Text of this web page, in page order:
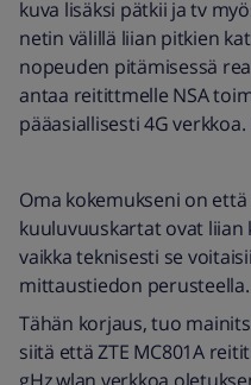
kuva lisäksi pätkii ja tv
netin välillä liian pitkien
nopeuden pitämisessä
antaa reitittmelle NSA
pääasiallisesti 4G
Oma kokemukseni on
kuuluvuuskartat ovat
vaikka teknisesti se
mittaustiedon perusteella.
Tähän korjaus, tuo
siitä että ZTE MC801A